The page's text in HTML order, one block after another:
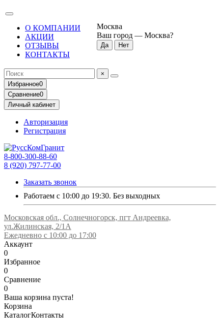
О КОМПАНИИ
АКЦИИ
ОТЗЫВЫ
КОНТАКТЫ
Москва
Ваш город — Москва?
×
Избранное0
Сравнение0
Личный кабинет
Авторизация
Регистрация
8-800-300-88-60
8 (920) 797-77-00
Заказать звонок
Работаем с 10:00 до 19:30. Без выходных
Московская обл., Солнечногорск, пгт Андреевка,
ул.Жилинская, 2/1А
Ежедневно с 10:00 до 17:00
Аккаунт
0
Избранное
0
Сравнение
0
Ваша корзина пуста!
Корзина
КаталогКонтакты